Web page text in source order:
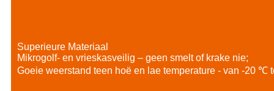
Superieure Materiaal
Mikrogolf- en vrieskasveilig – geen smelt of krake nie;
Goeie weerstand teen hoë en lae temperature - van -20 ℃